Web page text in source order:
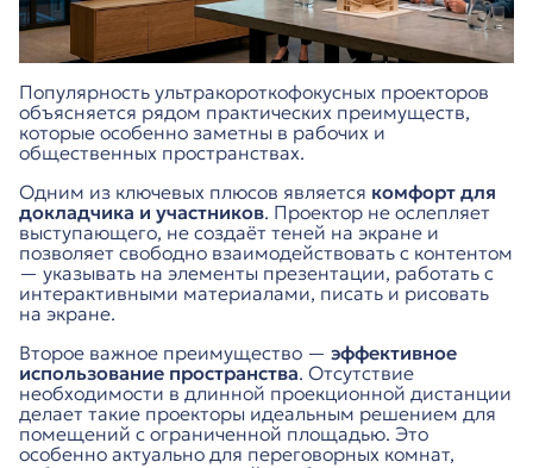
Популярность ультракороткофокусных проекторов
объясняется рядом практических преимуществ,
которые особенно заметны в рабочих и
общественных пространствах.
Одним из ключевых плюсов является комфорт для
докладчика и участников. Проектор не ослепляет
выступающего, не создаёт теней на экране и
позволяет свободно взаимодействовать с контентом
— указывать на элементы презентации, работать с
интерактивными материалами, писать и рисовать
на экране.
Второе важное преимущество — эффективное
использование пространства. Отсутствие
необходимости в длинной проекционной дистанции
делает такие проекторы идеальным решением для
помещений с ограниченной площадью. Это
особенно актуально для переговорных комнат,